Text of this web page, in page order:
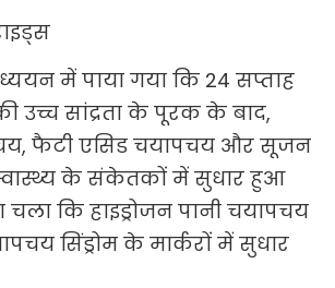
में पाया गया कि 24 सप्ताह
उच्च सांद्रता के पूरक के बाद,
फैटी एसिड चयापचय और सूजन
के संकेतकों में सुधार हुआ
चला कि हाइड्रोजन पानी चयापचय
सिंड्रोम के मार्करों में सुधार